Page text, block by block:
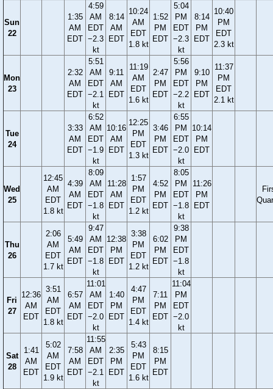
Sun
22
1:35
AM
EDT
4:59
AM
EDT
−2.3
kt
8:14
AM
EDT
10:24
AM
EDT
1.8 kt
1:52
PM
EDT
5:04
PM
EDT
−2.3
kt
8:14
PM
EDT
10:40
PM
EDT
2.3 kt
Mon
23
2:32
AM
EDT
5:51
AM
EDT
−2.1
kt
9:11
AM
EDT
11:19
AM
EDT
1.6 kt
2:47
PM
EDT
5:56
PM
EDT
−2.2
kt
9:10
PM
EDT
11:37
PM
EDT
2.1 kt
Tue
24
3:33
AM
EDT
6:52
AM
EDT
−1.9
kt
10:16
AM
EDT
12:25
PM
EDT
1.3 kt
3:46
PM
EDT
6:55
PM
EDT
−2.0
kt
10:14
PM
EDT
Wed
25
12:45
AM
EDT
1.8 kt
4:39
AM
EDT
8:09
AM
EDT
−1.8
kt
11:28
AM
EDT
1:57
PM
EDT
1.2 kt
4:52
PM
EDT
8:05
PM
EDT
−1.8
kt
11:26
PM
EDT
Thu
26
2:06
AM
EDT
1.7 kt
5:49
AM
EDT
9:47
AM
EDT
−1.8
kt
12:38
PM
EDT
3:38
PM
EDT
1.2 kt
6:02
PM
EDT
9:38
PM
EDT
−1.8
kt
Fri
27
12:36
AM
EDT
3:51
AM
EDT
1.8 kt
6:57
AM
EDT
11:01
AM
EDT
−2.0
kt
1:40
PM
EDT
4:47
PM
EDT
1.4 kt
7:11
PM
EDT
11:04
PM
EDT
−2.0
kt
Sat
28
1:41
AM
EDT
5:02
AM
EDT
1.9 kt
7:58
AM
EDT
11:55
AM
EDT
−2.1
kt
2:35
PM
EDT
5:43
PM
EDT
1.6 kt
8:15
PM
EDT